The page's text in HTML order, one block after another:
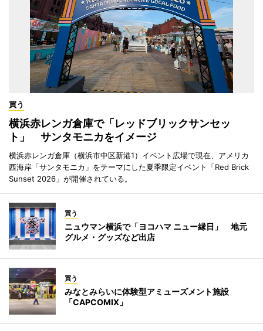
買う
横浜赤レンガ倉庫で「レッドブリックサンセッ
ト」 サンタモニカをイメージ
横浜赤レンガ倉庫（横浜市中区新港1）イベント広場で現在、アメリカ
西海岸「サンタモニカ」をテーマにした夏季限定イベント「Red Brick
Sunset 2026」が開催されている。
買う
ニュウマン横浜で「ヨコハマ ニュー縁日」 地元
グルメ・グッズなど出店
買う
みなとみらいに体験型アミューズメント施設
「CAPCOMIX」